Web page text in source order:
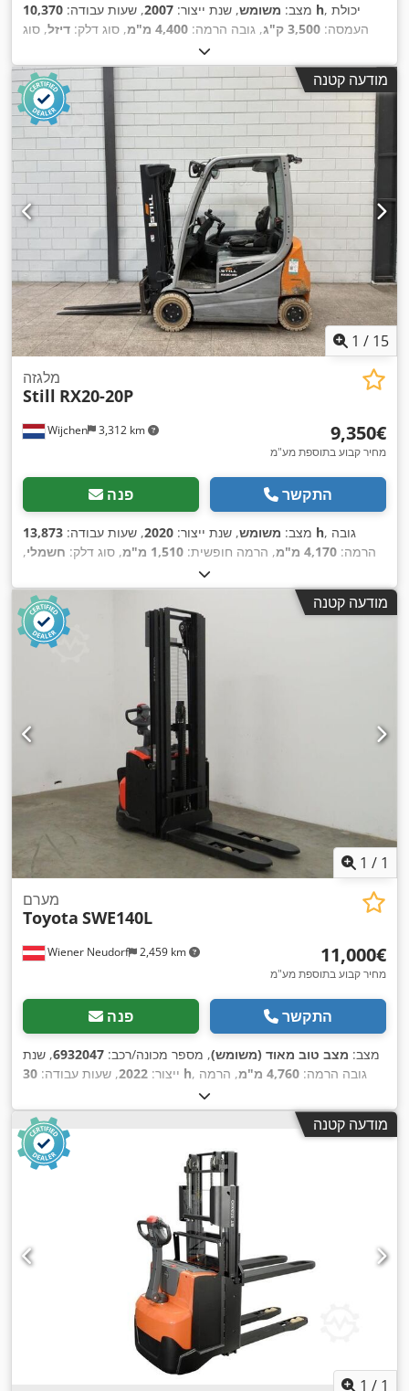
מצב: משומש, שנת ייצור: 2007, שעות עבודה: 10,370 h, יכולת
העמסה: 3,500 ק"ג , גובה הרמה: 4,400 מ"מ , סוג דלק: דיזל, סוג
5,200 ק"ג
סוג הנעה:Diesel , רוחב בנייה:1,300 מ"מ ,
מודעה קטנה
1 / 15
Wijchen 3,312 km
מלגזה
Still RX20-20P
‏9,350 ‏€
מחיר קבוע בתוספת מע"מ
פנה התקשר
מצב: משומש, שנת ייצור: 2020, שעות עבודה: 13,873 h, גובה
הרמה: 4,170 מ"מ , הרמה חופשית: 1,510 מ"מ , סוג דלק: חשמלי,
, אורך המזלג:
מ"מ, גובה כולל:2,030 מ"מ , אורך כולל:2,050 מ"מ
, רוחב כולל:
1,140 מ"מ
, צבע:כסוף , מודעה קטנה
1 / 1
Wiener Neudorf 2,459 km
מערם
Toyota SWE140L
‏11,000 ‏€
מחיר קבוע בתוספת מע"מ
פנה התקשר
מצב: מצב טוב מאוד (משומש), מספר מכונה/רכב: 6932047, שנת
ייצור: 2022, שעות עבודה: 30 h , גובה הרמה: 4,760 מ"מ
, הרמה
חשמלי
סוללה:225 אה , אורך המזלג:1,150 מ"מ ,
מודעה קטנה
1 / 1